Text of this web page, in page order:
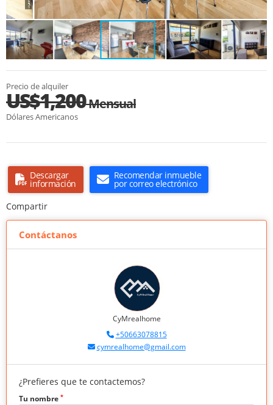
Precio de alquiler
US$1,200Mensual
Dólares Americanos
Descargar
información
Recomendar inmueble
por correo electrónico
Compartir
Contáctanos
CyMrealhome
+50663078815
cymrealhome@gmail.com
¿Prefieres que te contactemos?
Tu nombre *